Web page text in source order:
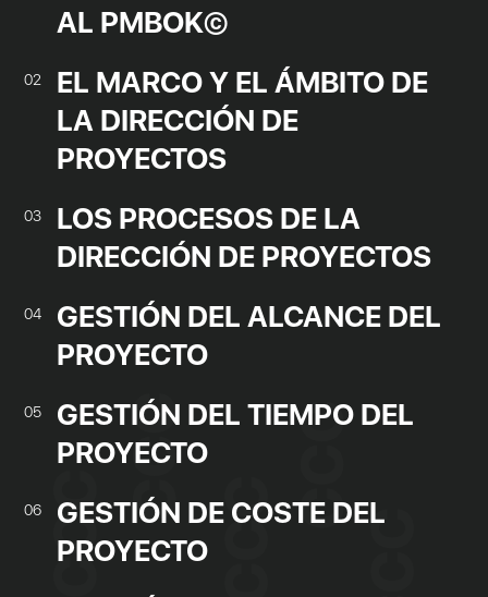
AL PMBOK©
02
EL MARCO Y EL ÁMBITO DE
LA DIRECCIÓN DE
PROYECTOS
03
LOS PROCESOS DE LA
DIRECCIÓN DE PROYECTOS
04
GESTIÓN DEL ALCANCE DEL
PROYECTO
05
GESTIÓN DEL TIEMPO DEL
PROYECTO
06
GESTIÓN DE COSTE DEL
PROYECTO